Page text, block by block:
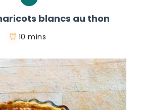
blancs au thon
10 mins